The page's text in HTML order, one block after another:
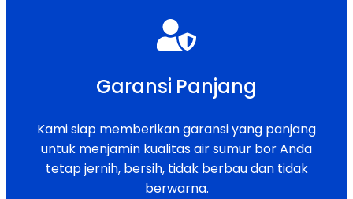
Garansi Panjang
Kami siap memberikan garansi yang panjang
untuk menjamin kualitas air sumur bor Anda
tetap jernih, bersih, tidak berbau dan tidak
berwarna.